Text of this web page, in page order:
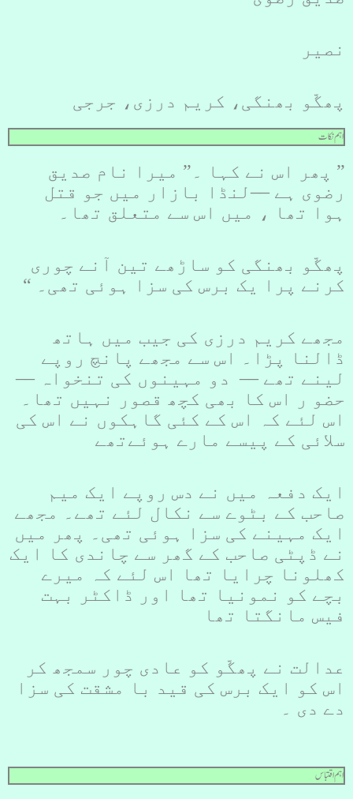
نصیر
پھگّو بھنگی، کریم درزی، جرجی
اہم نکات
” پھر اس نے کہا ۔” میرا نام صدیق
رضوی ہے ––لنڈا بازار میں جو قتل
ہوا تھا ، میں اس سے متعلق تھا۔
پھگّو بھنگی کو ساڑھے تین آنے چوری
کرنے پرا یک برس کی سزا ہوئی تھی۔ “
مجھے کریم درزی کی جیب میں ہاتھ
ڈالنا پڑا۔ اس سے مجھے پانچ روپے
لینے تھے –– دو مہینوں کی تنخواہ ––
حضو ر اس کا بھی کچھ قصور نہیں تھا۔
اس لئے کہ اس کے کئی گاہکوں نے اس کی
سلائی کے پیسے مارے ہوئےتھے
ایک دفعہ میں نے دس روپے ایک میم
صاحب کے بٹوے سے نکال لئے تھے۔ مجھے
ایک مہینے کی سزا ہوئی تھی۔ پھر میں
نے ڈپٹی صاحب کے گھر سے چاندی کا ایک
کھلونا چرایا تھا اس لئے کہ میرے
بچے کو نمونیا تھا اور ڈاکٹر بہت
فیس مانگتا تھا
عدالت نے پھگّو کو عادی چور سمجھ کر
اس کو ایک برس کی قید با مشقت کی سزا
دے دی ۔
اہم اقتباس